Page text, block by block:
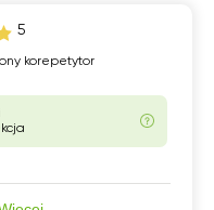
5
korepetytor